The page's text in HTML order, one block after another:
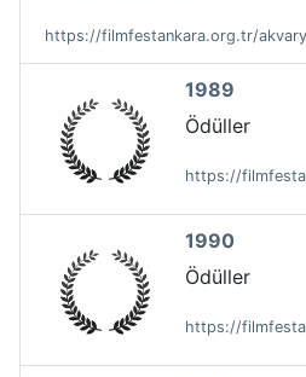
https://filmfestankara.org.tr/
1989
Ödüller
https://
1990
Ödüller
https://